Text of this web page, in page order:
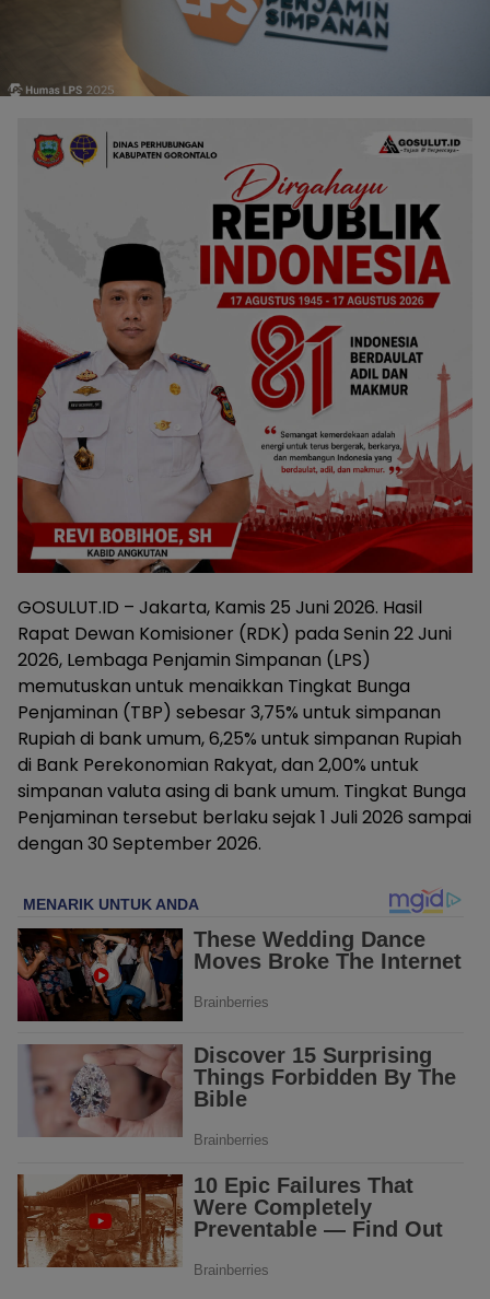
GOSULUT.ID – Jakarta, Kamis 25 Juni 2026. Hasil
Rapat Dewan Komisioner (RDK) pada Senin 22 Juni
2026, Lembaga Penjamin Simpanan (LPS)
memutuskan untuk menaikkan Tingkat Bunga
Penjaminan (TBP) sebesar 3,75% untuk simpanan
Rupiah di bank umum, 6,25% untuk simpanan Rupiah
di Bank Perekonomian Rakyat, dan 2,00% untuk
simpanan valuta asing di bank umum. Tingkat Bunga
Penjaminan tersebut berlaku sejak 1 Juli 2026 sampai
dengan 30 September 2026.